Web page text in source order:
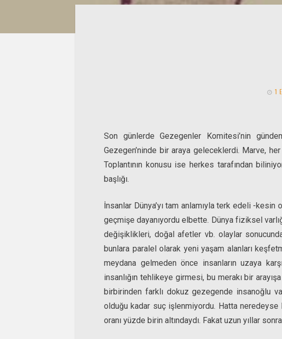
1
Son günlerde Gezegenler Komitesi’nin
Gezegen’ninde bir araya geleceklerdi. Marve,
Toplantının konusu ise herkes tarafından
başlığı.
İnsanlar Dünya’yı tam anlamıyla terk edeli -
geçmişe dayanıyordu elbette. Dünya fiziksel
değişiklikleri, doğal afetler vb. olaylar
bunlara paralel olarak yeni yaşam alanları
meydana gelmeden önce insanların uzaya
insanlığın tehlikeye girmesi, bu merakı bir
birbirinden farklı dokuz gezegende insanoğlu
olduğu kadar suç işlenmiyordu. Hatta
oranı yüzde birin altındaydı. Fakat uzun yıllar